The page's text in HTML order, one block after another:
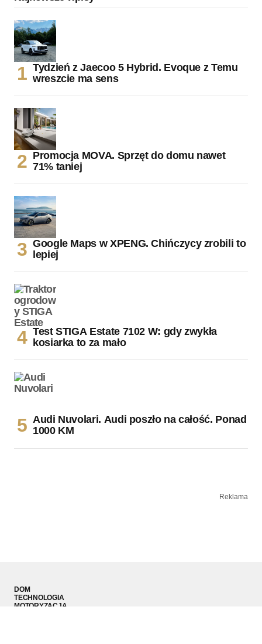
Tydzień z Jaecoo 5 Hybrid. Evoque z Temu
wreszcie ma sens
Promocja MOVA. Sprzęt do domu nawet
71% taniej
Google Maps w XPENG. Chińczycy zrobili to
lepiej
Test STIGA Estate 7102 W: gdy zwykła
kosiarka to za mało
Audi Nuvolari. Audi poszło na całość. Ponad
1000 KM
Reklama
DOM
TECHNOLOGIA
MOTORYZACJA